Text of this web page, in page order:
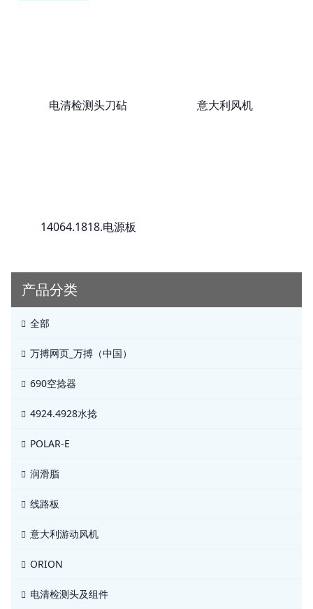
电清检测头刀砧 意大利风机
14064.1818.电源板
产品分类
全部
万搏网页_万搏（中国）
690空捻器
4924.4928水捻
POLAR-E
润滑脂
线路板
意大利游动风机
ORION
电清检测头及组件